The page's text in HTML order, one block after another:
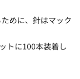
めに、針はマック
トに100本装着し